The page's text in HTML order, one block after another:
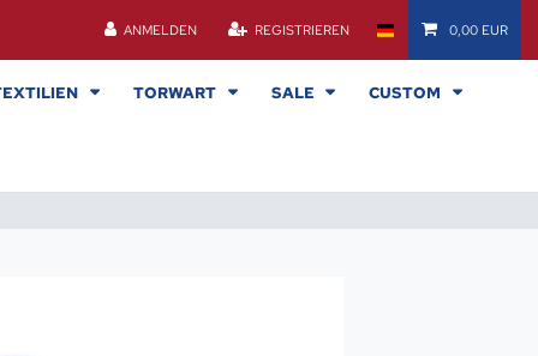
ANMELDEN REGISTRIEREN 0,00 EUR
TORWART SALE CUSTOM